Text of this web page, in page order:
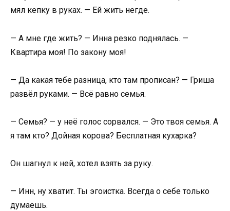
мял кепку в руках. — Ей жить негде.
— А мне где жить? — Инна резко поднялась. —
Квартира моя! По закону моя!
— Да какая тебе разница, кто там прописан? — Гриша
развёл руками. — Всё равно семья.
— Семья? — у неё голос сорвался. — Это твоя семья. А
я там кто? Дойная корова? Бесплатная кухарка?
Он шагнул к ней, хотел взять за руку.
— Инн, ну хватит. Ты эгоистка. Всегда о себе только
думаешь.